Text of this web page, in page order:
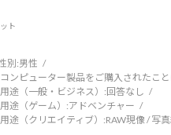
ト
別:男性
ンピューター製品をご購入されたこ
途（一般・ビジネス）: 回答なし
途（ゲーム）:アドベンチャー
途（クリエイティブ）:RAW現像 / 写